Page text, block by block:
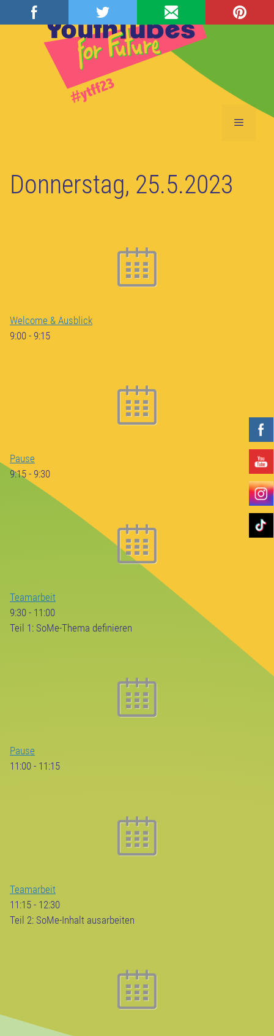
Inhalt
Menü
Donnerstag, 25.5.2023
Welcome & Ausblick
9:00 - 9:15
Pause
9:15 - 9:30
Teamarbeit
9:30 - 11:00
Teil 1: SoMe-Thema definieren
Pause
11:00 - 11:15
Teamarbeit
11:15 - 12:30
Teil 2: SoMe-Inhalt ausarbeiten